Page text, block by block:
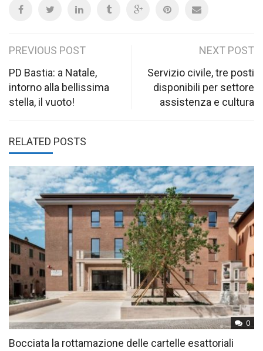
Post
navigation
PREVIOUS POST
PD Bastia: a Natale,
intorno alla bellissima
stella, il vuoto!
NEXT POST
Servizio civile, tre posti
disponibili per settore
assistenza e cultura
RELATED POSTS
0
Bocciata la rottamazione delle cartelle esattoriali